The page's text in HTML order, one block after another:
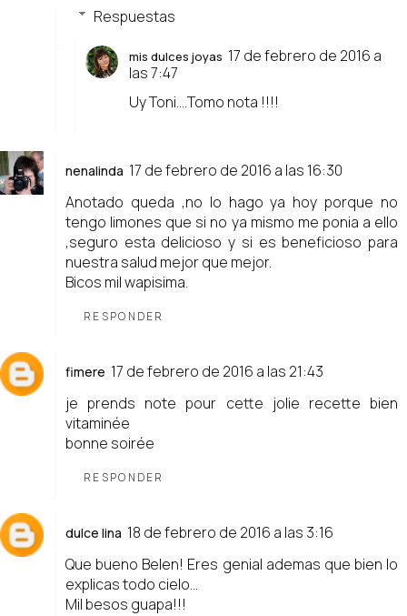
Respuestas
mis dulces joyas 17 de febrero de 2016 a
las 7:47
Uy Toni....Tomo nota !!!!
nenalinda 17 de febrero de 2016 a las 16:30
Anotado queda ,no lo hago ya hoy porque no
tengo limones que si no ya mismo me ponia a ello
,seguro esta delicioso y si es beneficioso para
nuestra salud mejor que mejor.
Bicos mil wapisima.
RESPONDER
fimere 17 de febrero de 2016 a las 21:43
je prends note pour cette jolie recette bien
vitaminée
bonne soirée
RESPONDER
dulce lina 18 de febrero de 2016 a las 3:16
Que bueno Belen! Eres genial ademas que bien lo
explicas todo cielo...
Mil besos guapa!!!